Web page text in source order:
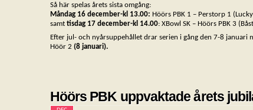
Så här spelas årets sista omgång:
Måndag 16 december-kl 13.00: Höörs PBK 1 – Perstorp 1
samt tisdag 17 december-kl 14.00: XBowl SK – Höörs PBK 3
Efter jul- och nyårsuppehållet drar serien i gång den 7-8 januari
Höör 2 (8 januari).
Höörs PBK uppvaktade årets